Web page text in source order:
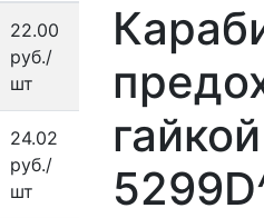
22.00
руб./
шт
24.02
руб./
шт